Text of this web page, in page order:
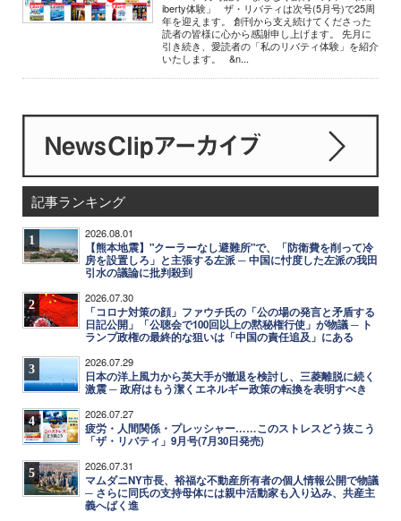
iberty体験」 ザ・リバティは次号(5月号)で25周
年を迎えます。 創刊から支え続けてくださった
読者の皆様に心から感謝申し上げます。 先月に
引き続き、愛読者の「私のリバティ体験」を紹介
いたします。 &n...
記事ランキング
1 2026.08.01
【熊本地震】"クーラーなし避難所"で、「防衛費を削って冷
房を設置しろ」と主張する左派 ─ 中国に忖度した左派の我田
引水の議論に批判殺到
2 2026.07.30
「コロナ対策の顔」ファウチ氏の「公の場の発言と矛盾する
日記公開」「公聴会で100回以上の黙秘権行使」が物議 ─ ト
ランプ政権の最終的な狙いは「中国の責任追及」にある
3 2026.07.29
日本の洋上風力から英大手が撤退を検討し、三菱離脱に続く
激震 ─ 政府はもう潔くエネルギー政策の転換を表明すべき
4 2026.07.27
疲労・人間関係・プレッシャー……このストレスどう抜こう
「ザ・リバティ」9月号(7月30日発売)
5 2026.07.31
マムダニNY市長、裕福な不動産所有者の個人情報公開で物議
─ さらに同氏の支持母体には親中活動家も入り込み、共産主
義へばく進